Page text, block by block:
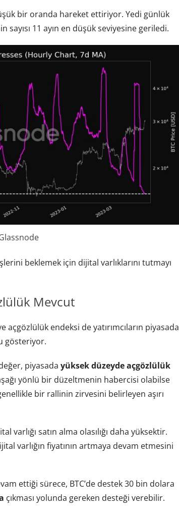
bir oranda hareket ettiriyor. Yedi günlük
11 ayın en düşük seviyesine geriledi.
beklemek için dijital varlıklarını tutmayı
Mevcut
endeksi de yatırımcıların piyasada
gösteriyor.
piyasada yüksek düzeyde açgözlülük
yönlü bir düzeltmenin habercisi olabilse
bir rallinin zirvesini belirleyen aşırı
varlığı satın alma olasılığı daha yüksektir.
varlığın fiyatının artmaya devam etmesini
ettiği sürece, BTC’de destek 30 bin dolara
çıkması yolunda gereken desteği verebilir.